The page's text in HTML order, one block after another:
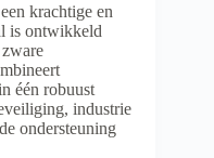
krachtige en
is ontwikkeld
één robuust
industrie
ondersteuning